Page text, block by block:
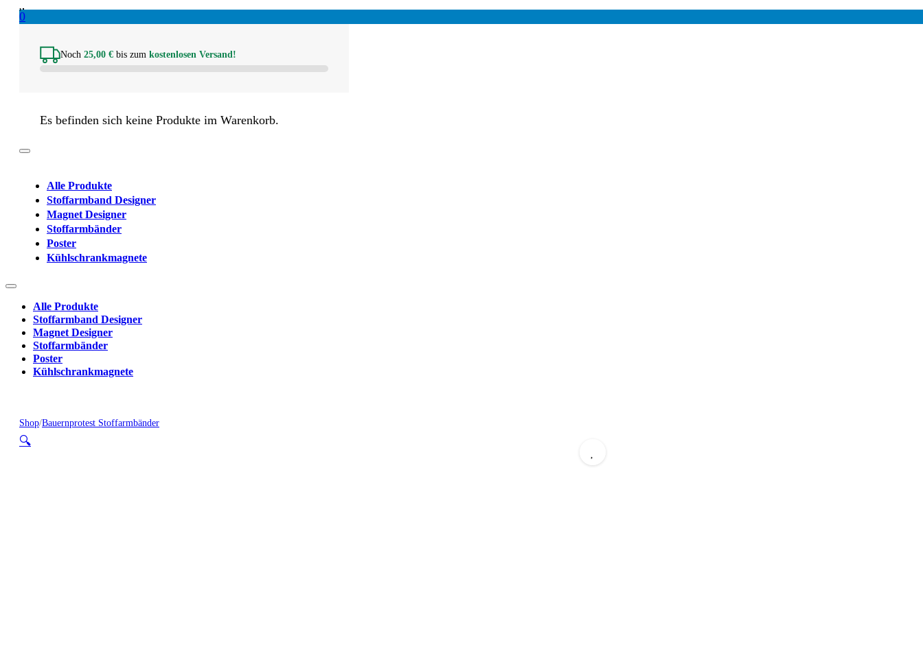
0
Noch 25,00 € bis zum kostenlosen Versand!
Es befinden sich keine Produkte im Warenkorb.
Alle Produkte
Stoffarmband Designer
Magnet Designer
Stoffarmbänder
Poster
Kühlschrankmagnete
Alle Produkte
Stoffarmband Designer
Magnet Designer
Stoffarmbänder
Poster
Kühlschrankmagnete
Shop/Bauernprotest Stoffarmbänder
🔍